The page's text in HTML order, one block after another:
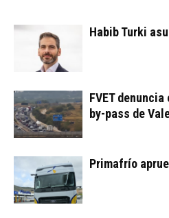
Habib Turki
FVET
by-pass de
Primafrío